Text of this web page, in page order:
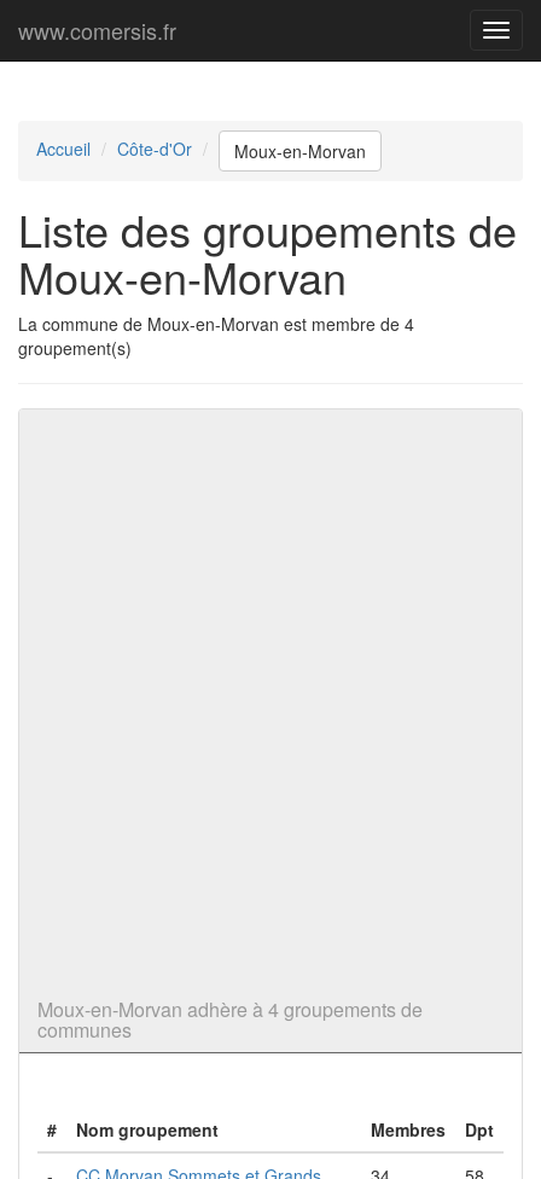
Menu
www.comersis.fr
Accueil Côte-d'Or Moux-en-Morvan
Liste des groupements de
Moux-en-Morvan
La commune de Moux-en-Morvan est membre de 4
groupement(s)
Moux-en-Morvan adhère à 4 groupements de
communes
# Nom groupement Membres
Dpt